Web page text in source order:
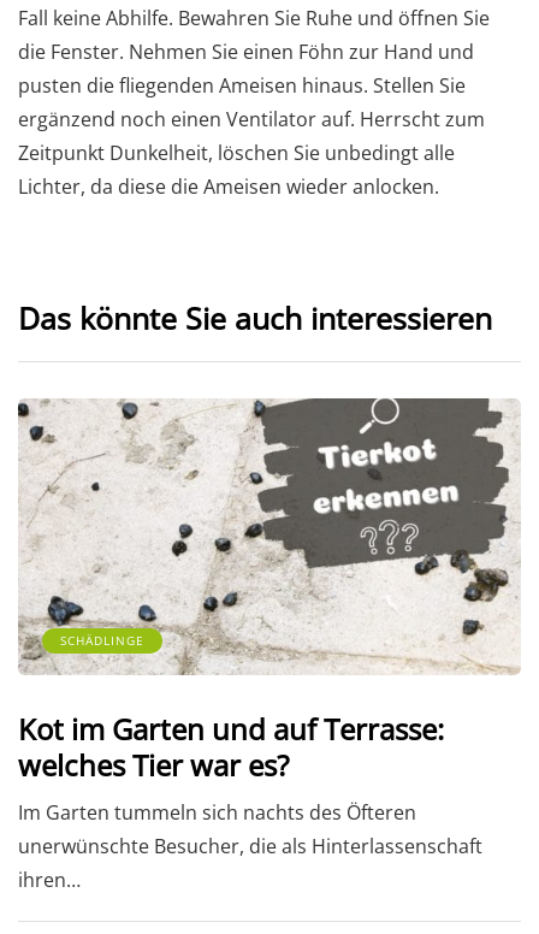
Fall keine Abhilfe. Bewahren Sie Ruhe und öffnen Sie
die Fenster. Nehmen Sie einen Föhn zur Hand und
pusten die fliegenden Ameisen hinaus. Stellen Sie
ergänzend noch einen Ventilator auf. Herrscht zum
Zeitpunkt Dunkelheit, löschen Sie unbedingt alle
Lichter, da diese die Ameisen wieder anlocken.
Das könnte Sie auch interessieren
SCHÄDLINGE
Kot im Garten und auf Terrasse:
welches Tier war es?
Im Garten tummeln sich nachts des Öfteren
unerwünschte Besucher, die als Hinterlassenschaft
ihren…